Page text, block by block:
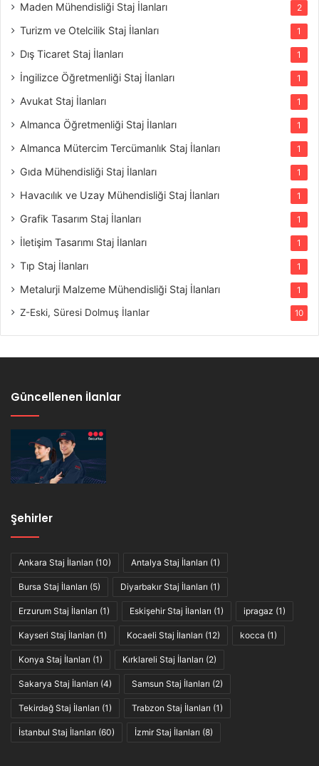
Maden Mühendisliği Staj İlanları 2
Turizm ve Otelcilik Staj İlanları 1
Dış Ticaret Staj İlanları 1
İngilizce Öğretmenliği Staj İlanları 1
Avukat Staj İlanları 1
Almanca Öğretmenliği Staj İlanları 1
Almanca Mütercim Tercümanlık Staj İlanları 1
Gıda Mühendisliği Staj İlanları 1
Havacılık ve Uzay Mühendisliği Staj İlanları 1
Grafik Tasarım Staj İlanları 1
İletişim Tasarımı Staj İlanları 1
Tıp Staj İlanları 1
Metalurji Malzeme Mühendisliği Staj İlanları 1
Z-Eski, Süresi Dolmuş İlanlar 10
Güncellenen İlanlar
Şehirler
Ankara Staj İlanları (10) Antalya Staj İlanları (1)
Bursa Staj İlanları (5) Diyarbakır Staj İlanları (1)
Erzurum Staj İlanları (1) Eskişehir Staj İlanları (1) ipragaz (1)
Kayseri Staj İlanları (1) Kocaeli Staj İlanları (12) kocca (1)
Konya Staj İlanları (1) Kırklareli Staj İlanları (2)
Sakarya Staj İlanları (4) Samsun Staj İlanları (2)
Tekirdağ Staj İlanları (1) Trabzon Staj İlanları (1)
İstanbul Staj İlanları (60) İzmir Staj İlanları (8)